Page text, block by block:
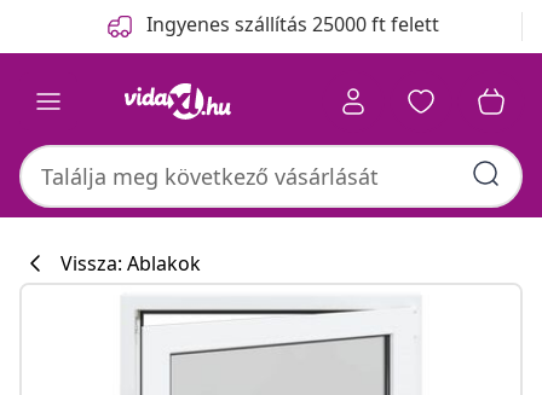
Ingyenes szállítás 25000 ft felett
Vissza: Ablakok